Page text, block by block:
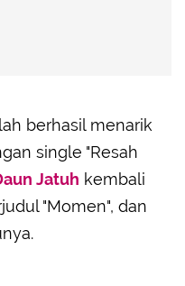
berhasil menarik
single "Resah
Jatuh kembali
"Momen", dan